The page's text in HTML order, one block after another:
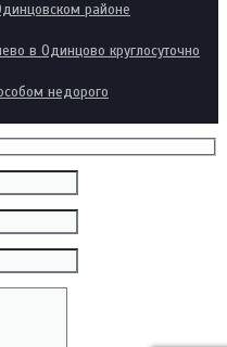
районе
в Одинцово круглосуточно
недорого